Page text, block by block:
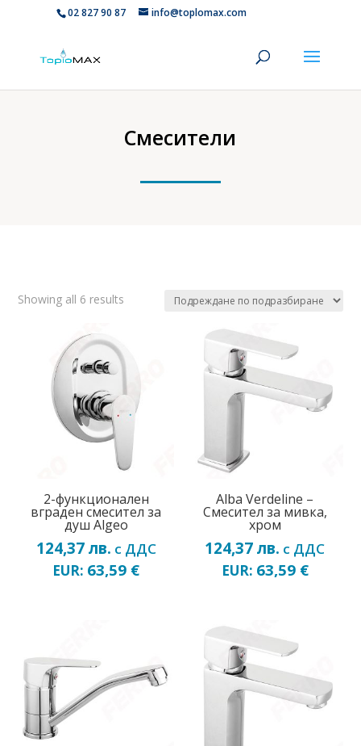
02 827 90 87 info@toplomax.com
Смесители
Showing all 6 results
2-функциoнален
вграден смесител за
душ Algeo
124,37 лв. с ДДС
EUR: 63,59 €
Alba Verdeline –
Смесител за мивка,
хром
124,37лв. с ДДС
EUR: 63,59 €